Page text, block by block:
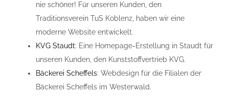
nie schöner! Für unseren Kunden, den
Traditionsverein TuS Koblenz, haben wir eine
moderne Website entwickelt.
KVG Staudt: Eine Homepage-Erstellung in Staudt für
unseren Kunden, den Kunststoffvertrieb KVG.
Bäckerei Scheffels: Webdesign für die Filialen der
Bäckerei Scheffels im Westerwald.